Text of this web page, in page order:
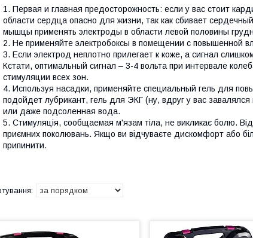
Первая и главная предосторожность: если у вас стоит
области сердца опасно для жизни, так как сбивает
мышцы применять электроды в области левой половины
Не применяйте электробоксы в помещении с повышенной
Если электрод неплотно прилегает к коже, а сигнал
Кстати, оптимальный сигнал – 3-4 вольта при интервале
стимуляции всех зон.
Используя насадки, применяйте специальный гель для
подойдет лубрикант, гель для ЭКГ (ну, вдруг у вас
или даже подсоленная вода.
Стимуляція, сообщаемая м'язам тіла, не викликає болю.
приємних поколювань. Якщо ви відчуваєте дискомфорт або
припинити.